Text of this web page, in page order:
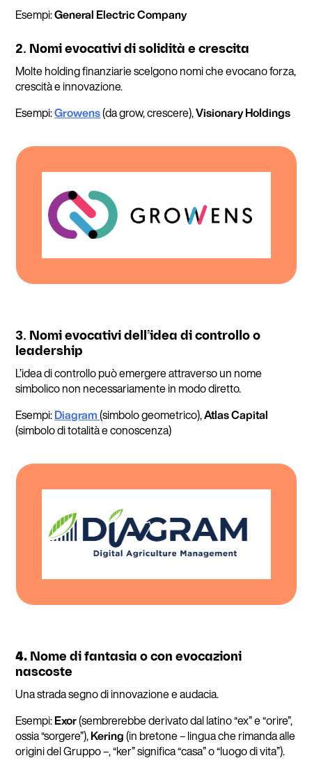
Esempi:General Electric Company
2. Nomi evocativi di solidità e crescita
Molte holding finanziarie scelgono nomi che evocano forza,
crescità e innovazione.
Esempi:Growens(da grow, crescere),Visionary Holdings
3. Nomi evocativi dell’idea di controllo o
leadership
L’idea di controllo può emergere attraverso un nome
simbolico non necessariamente in modo diretto.
Esempi:Diagram(simbolo geometrico),Atlas Capital
(simbolo di totalità e conoscenza)
4. Nome di fantasia o con evocazioni
nascoste
Una strada segno di innovazione e audacia.
Esempi:Exor(sembrerebbe derivato dal latino “ex” e “orire”,
ossia “sorgere”),Kering(in bretone – lingua che rimanda alle
origini del Gruppo –, “ker” significa “casa” o “luogo di vita”).